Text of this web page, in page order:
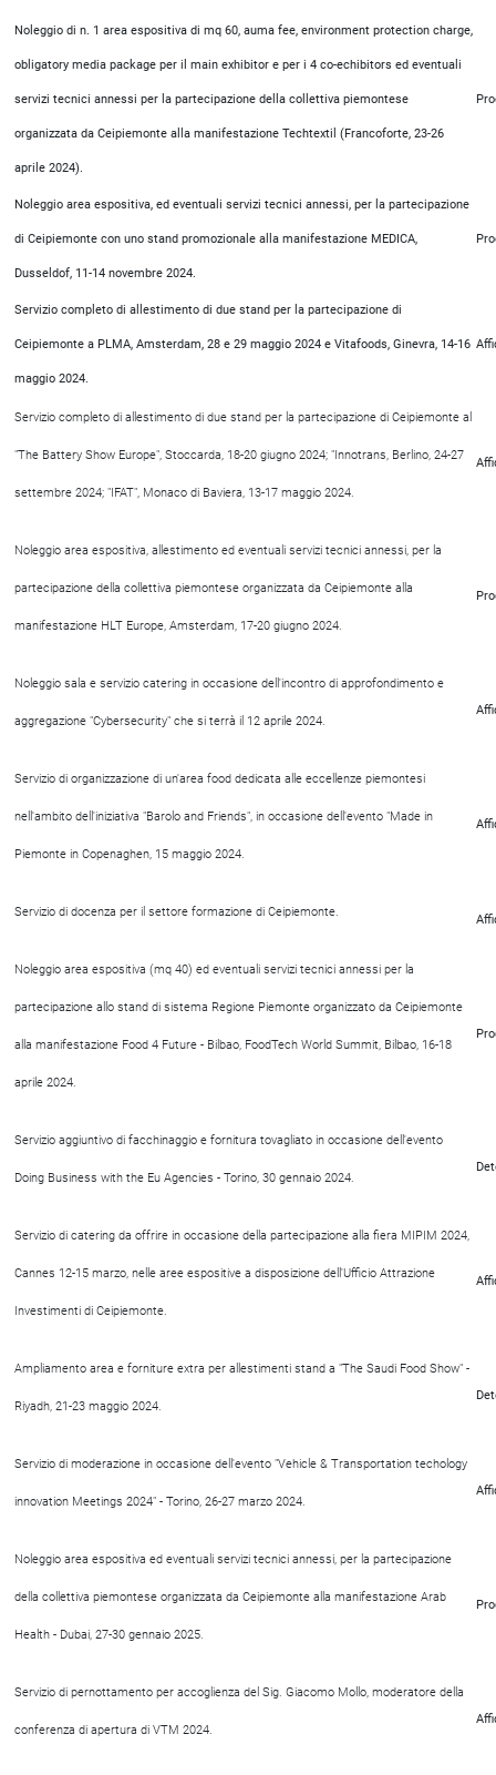
Noleggio di n. 1 area espositiva di mq 60, auma fee, environment protection charge,
obligatory media package per il main exhibitor e per i 4 co-echibitors ed eventuali
servizi tecnici annessi per la partecipazione della collettiva piemontese
organizzata da Ceipiemonte alla manifestazione Techtextil (Francoforte, 23-26
aprile 2024).
Noleggio area espositiva, ed eventuali servizi tecnici annessi, per la partecipazione
di Ceipiemonte con uno stand promozionale alla manifestazione MEDICA,
Dusseldof, 11-14 novembre 2024.
Servizio completo di allestimento di due stand per la partecipazione di
Ceipiemonte a PLMA, Amsterdam, 28 e 29 maggio 2024 e Vitafoods, Ginevra, 14-16
maggio 2024.
Servizio completo di allestimento di due stand per la partecipazione di Ceipiemonte al
"The Battery Show Europe", Stoccarda, 18-20 giugno 2024; "Innotrans, Berlino, 24-27
settembre 2024; "IFAT", Monaco di Baviera, 13-17 maggio 2024.
Noleggio area espositiva, allestimento ed eventuali servizi tecnici annessi, per la
partecipazione della collettiva piemontese organizzata da Ceipiemonte alla
manifestazione HLT Europe, Amsterdam, 17-20 giugno 2024.
Noleggio sala e servizio catering in occasione dell'incontro di approfondimento e
aggregazione "Cybersecurity" che si terrà il 12 aprile 2024.
Servizio di organizzazione di un'area food dedicata alle eccellenze piemontesi
nell'ambito dell'iniziativa "Barolo and Friends", in occasione dell'evento "Made in
Piemonte in Copenaghen, 15 maggio 2024.
Servizio di docenza per il settore formazione di Ceipiemonte.
Noleggio area espositiva (mq 40) ed eventuali servizi tecnici annessi per la
partecipazione allo stand di sistema Regione Piemonte organizzato da Ceipiemonte
alla manifestazione Food 4 Future - Bilbao, FoodTech World Summit, Bilbao, 16-18
aprile 2024.
Servizio aggiuntivo di facchinaggio e fornitura tovagliato in occasione dell'evento
Doing Business with the Eu Agencies - Torino, 30 gennaio 2024.
Servizio di catering da offrire in occasione della partecipazione alla fiera MIPIM 2024,
Cannes 12-15 marzo, nelle aree espositive a disposizione dell'Ufficio Attrazione
Investimenti di Ceipiemonte.
Ampliamento area e forniture extra per allestimenti stand a "The Saudi Food Show" -
Riyadh, 21-23 maggio 2024.
Servizio di moderazione in occasione dell'evento "Vehicle & Transportation techology
innovation Meetings 2024" - Torino, 26-27 marzo 2024.
Noleggio area espositiva ed eventuali servizi tecnici annessi, per la partecipazione
della collettiva piemontese organizzata da Ceipiemonte alla manifestazione Arab
Health - Dubai, 27-30 gennaio 2025.
Servizio di pernottamento per accoglienza del Sig. Giacomo Mollo, moderatore della
conferenza di apertura di VTM 2024.